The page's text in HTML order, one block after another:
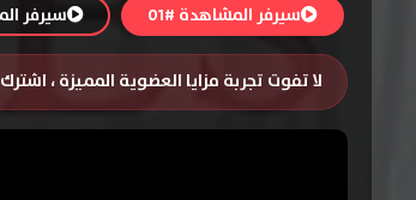
سيرفر المشاهدة #01 سيرفر
لا تفوت تجربة مزايا العضوية المميزة ،